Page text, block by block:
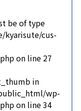
be of type
kyarisute/cus-
on line 27
in
wp-
on line34